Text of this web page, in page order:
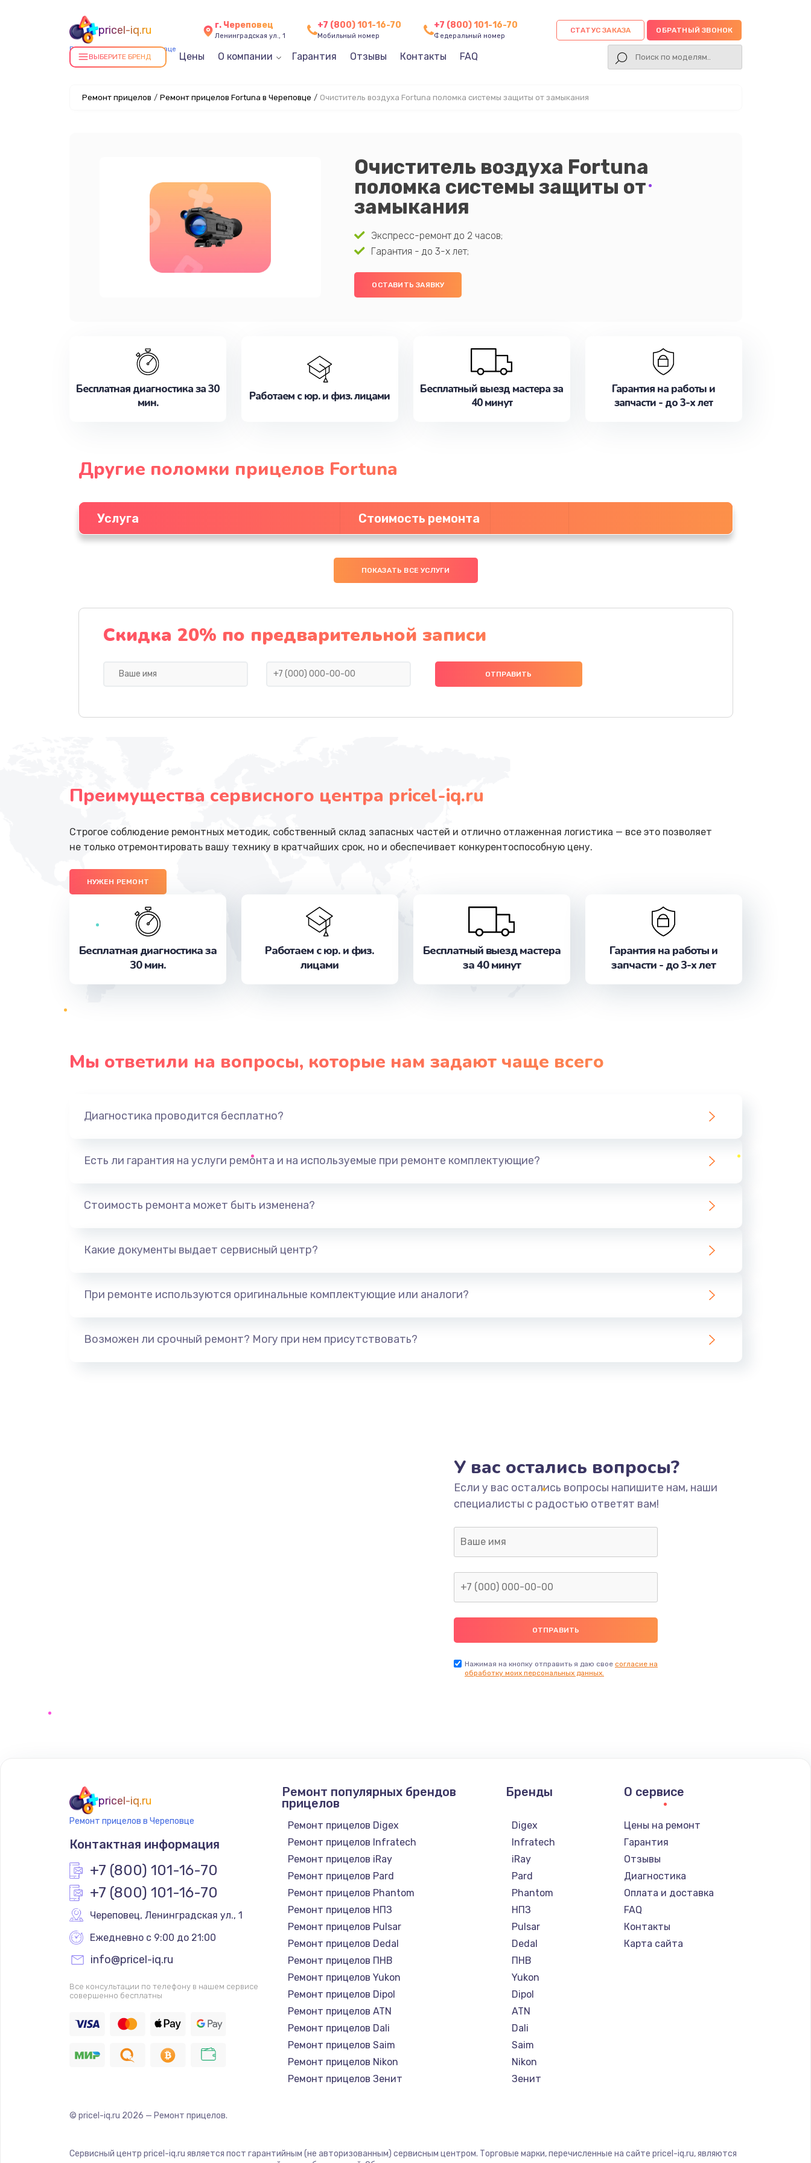
pricel-iq.ru
Ремонт прицелов в Череповце
г. Череповец
Ленинградская ул., 1
+7 (800) 101-16-70
Мобильный номер
+7 (800) 101-16-70
Федеральный номер
СТАТУС ЗАКАЗА ОБРАТНЫЙ ЗВОНОК
ВЫБЕРИТЕ БРЕНД Цены О компании Гарантия Отзывы Контакты FAQ
Ремонт прицелов / Ремонт прицелов Fortuna в Череповце / Очиститель воздуха Fortuna поломка системы защиты от замыкания
Очиститель воздуха Fortuna
поломка системы защиты от
замыкания
Экспресс-ремонт до 2 часов;
Гарантия - до 3-х лет;
ОСТАВИТЬ ЗАЯВКУ
Бесплатная диагностика за 30
мин.
Работаем с юр. и физ. лицами
Бесплатный выезд мастера за
40 минут
Гарантия на работы и
запчасти - до 3-х лет
Другие поломки прицелов Fortuna
Услуга Стоимость ремонта
ПОКАЗАТЬ ВСЕ УСЛУГИ
Скидка 20% по предварительной записи
Преимущества сервисного центра pricel-iq.ru
Строгое соблюдение ремонтных методик, собственный склад запасных частей и отлично отлаженная логистика — все это позволяет
не только отремонтировать вашу технику в кратчайших срок, но и обеспечивает конкурентоспособную цену.
НУЖЕН РЕМОНТ
Бесплатная диагностика за
30 мин.
Работаем с юр. и физ.
лицами
Бесплатный выезд мастера
за 40 минут
Гарантия на работы и
запчасти - до 3-х лет
Мы ответили на вопросы, которые нам задают чаще всего
Диагностика проводится бесплатно?
Есть ли гарантия на услуги ремонта и на используемые при ремонте комплектующие?
Стоимость ремонта может быть изменена?
Какие документы выдает сервисный центр?
При ремонте используются оригинальные комплектующие или аналоги?
Возможен ли срочный ремонт? Могу при нем присутствовать?
У вас остались вопросы?
Если у вас остались вопросы напишите нам, наши
специалисты с радостью ответят вам!
Нажимая на кнопку отправить я даю свое согласие на
обработку моих персональных данных.
pricel-iq.ru
Ремонт прицелов в Череповце
Контактная информация
+7 (800) 101-16-70
+7 (800) 101-16-70
Череповец, Ленинградская ул., 1
Ежедневно с 9:00 до 21:00
info@pricel-iq.ru
Все консультации по телефону в нашем сервисе
совершенно бесплатны
Ремонт популярных брендов
прицелов
Ремонт прицелов Digex
Ремонт прицелов Infratech
Ремонт прицелов iRay
Ремонт прицелов Pard
Ремонт прицелов Phantom
Ремонт прицелов НПЗ
Ремонт прицелов Pulsar
Ремонт прицелов Dedal
Ремонт прицелов ПНВ
Ремонт прицелов Yukon
Ремонт прицелов Dipol
Ремонт прицелов ATN
Ремонт прицелов Dali
Ремонт прицелов Saim
Ремонт прицелов Nikon
Ремонт прицелов Зенит
Бренды
Digex
Infratech
iRay
Pard
Phantom
НПЗ
Pulsar
Dedal
ПНВ
Yukon
Dipol
ATN
Dali
Saim
Nikon
Зенит
О сервисе
Цены на ремонт
Гарантия
Отзывы
Диагностика
Оплата и доставка
FAQ
Контакты
Карта сайта
© pricel-iq.ru 2026 — Ремонт прицелов.
Сервисный центр pricel-iq.ru является пост гарантийным (не авторизованным) сервисным центром. Торговые марки, перечисленные на сайте pricel-iq.ru, являются